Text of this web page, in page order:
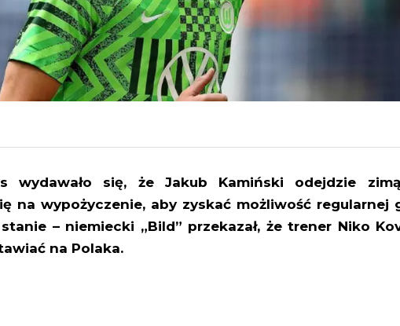
wydawało się, że Jakub Kamiński odejdzie
na wypożyczenie, aby zyskać możliwość regularnej
– niemiecki „Bild” przekazał, że trener Niko
na Polaka.